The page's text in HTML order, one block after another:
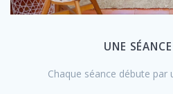
UNE
Chaque séance débute par